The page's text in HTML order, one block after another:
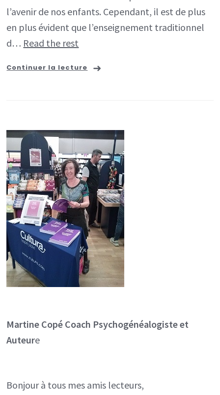
l’avenir de nos enfants. Cependant, il est de plus
en plus évident que l’enseignement traditionnel
d… Read the rest
Continuer la lecture
Martine Copé Coach Psychogénéalogiste et
Auteure
Bonjour à tous mes amis lecteurs,